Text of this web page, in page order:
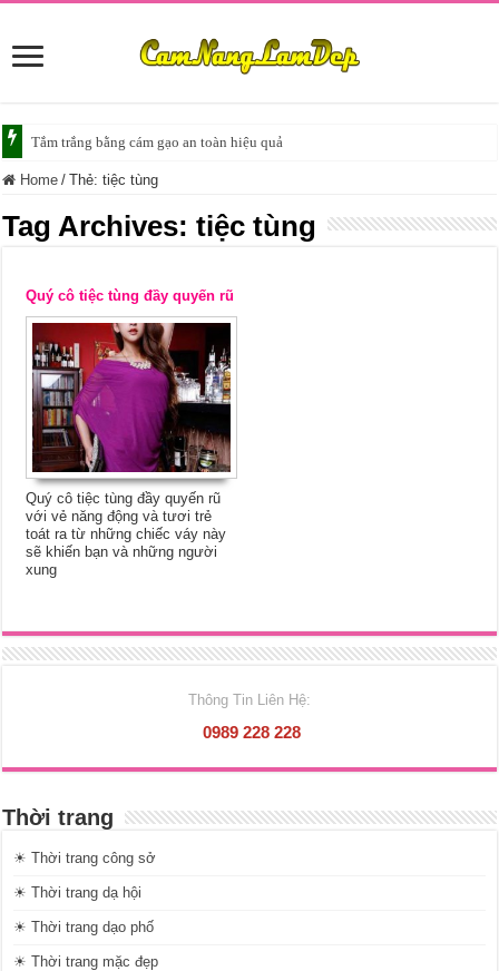
Tắm trắng bằng cám gạo an toàn hiệu quả
Home / Thẻ:tiệc tùng
Tag Archives:tiệc tùng
Quý cô tiệc tùng đầy quyến rũ
Quý cô tiệc tùng đầy quyến rũ
với vẻ năng động và tươi trẻ
toát ra từ những chiếc váy này
sẽ khiến bạn và những người
xung
Thông Tin Liên Hệ:
0989 228 228
Thời trang
☀ Thời trang công sở
☀ Thời trang dạ hội
☀ Thời trang dạo phố
☀ Thời trang mặc đẹp